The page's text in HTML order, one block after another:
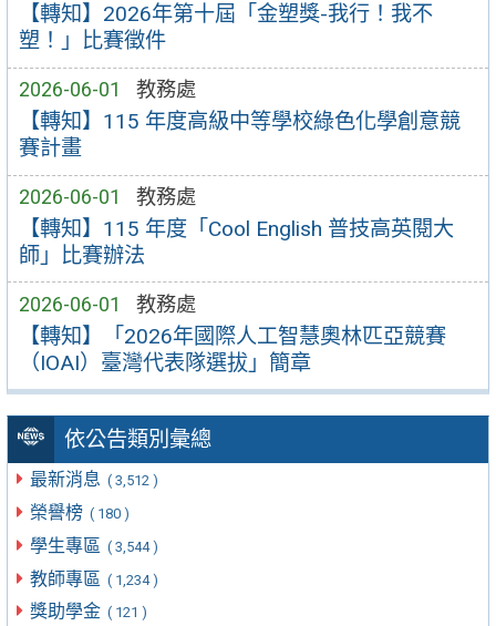
【轉知】2026年第十屆「金塑獎-我行！我不
塑！」比賽徵件
2026-06-01 教務處
【轉知】115 年度高級中等學校綠色化學創意競
賽計畫
2026-06-01 教務處
【轉知】115 年度「Cool English 普技高英閱大
師」比賽辦法
2026-06-01 教務處
【轉知】「2026年國際人工智慧奧林匹亞競賽
（IOAI）臺灣代表隊選拔」簡章
依公告類別彙總
最新消息 ( 3,512 )
榮譽榜 ( 180 )
學生專區 ( 3,544 )
教師專區 ( 1,234 )
獎助學金 ( 121 )